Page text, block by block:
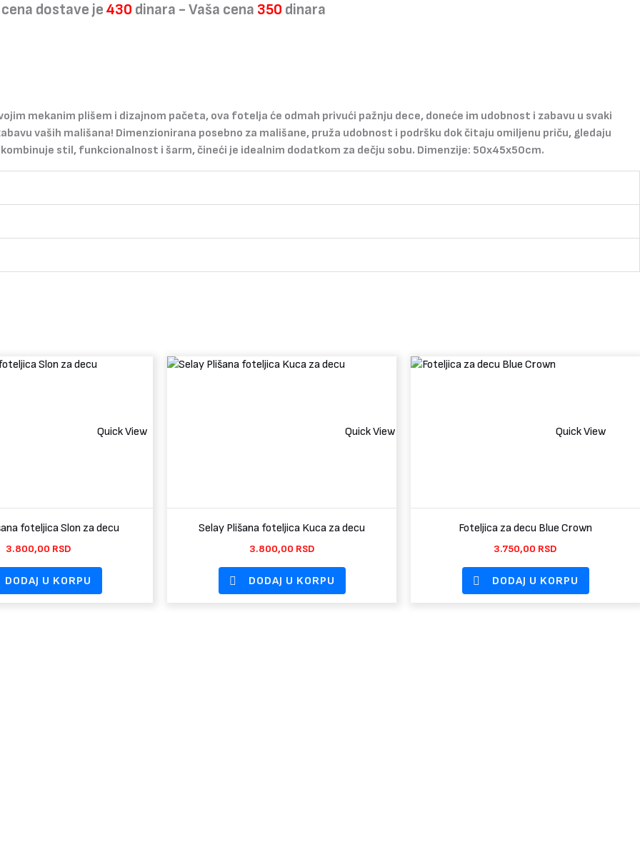
dostave je430 dinara - Vaša cena 350 dinara
mekanim plišem i dizajnom pačeta, ova fotelja će odmah privući pažnju dece, doneće im udobnost i zabavu u svaki
vaših mališana! Dimenzionirana posebno za mališane, pruža udobnost i podršku dok čitaju omiljenu priču, gledaju
stil, funkcionalnost i šarm, čineći je idealnim dodatkom za dečju sobu. Dimenzije: 50x45x50cm.
Quick View
foteljica Slon za decu
3.800,00 RSD
DODAJ U KORPU
Quick View
Selay Plišana foteljica Kuca za decu
3.800,00 RSD
DODAJ U KORPU
Quick View
Foteljica za decu Blue Crown
3.750,00 RSD
DODAJ U KORPU